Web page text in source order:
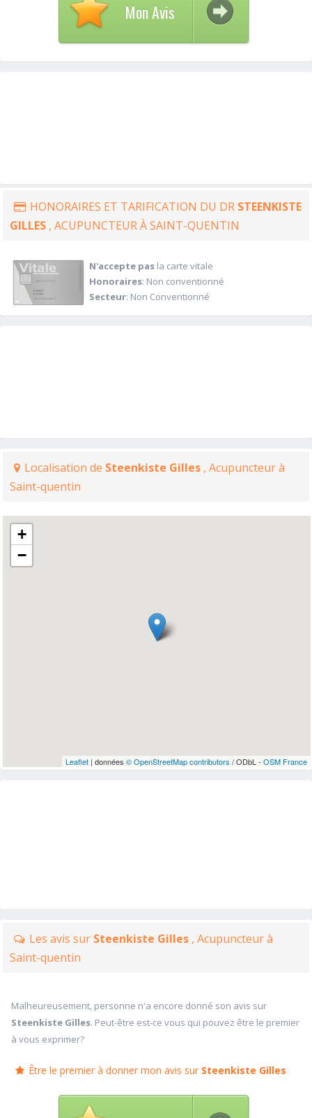
Mon Avis
HONORAIRES ET TARIFICATION DU DR STEENKISTE
GILLES , ACUPUNCTEUR À SAINT-QUENTIN
N'accepte pasla carte vitale
Honoraires: Non conventionné
Secteur: Non Conventionné
Localisation de Steenkiste Gilles , Acupuncteur à
Saint-quentin
+
−
Leaflet| données © OpenStreetMap contributors / ODbL - OSM France
Les avis sur Steenkiste Gilles , Acupuncteur à
Saint-quentin
Malheureusement, personne n'a encore donné son avis sur
Steenkiste Gilles. Peut-être est-ce vous qui pouvez être le premier
à vous exprimer?
Être le premier à donner mon avis sur Steenkiste Gilles